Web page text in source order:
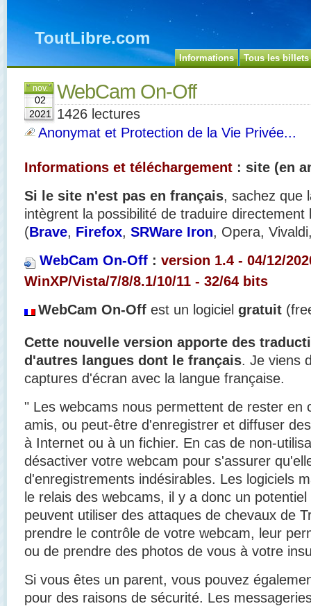
ToutLibre.com
Informations Tous les billets
nov.
02
2021
WebCam On-Off
1426 lectures
Anonymat et Protection de la Vie Privée...
Informations et téléchargement : site (en
Si le site n'est pas en français, sachez que
intègrent la possibilité de traduire directement
(Brave, Firefox, SRWare Iron, Opera,
WebCam On-Off : version 1.4 - 04/12/
WinXP/Vista/7/8/8.1/10/11 - 32/64 bits
WebCam On-Off est un logiciel gratuit
Cette nouvelle version apporte des
d'autres langues dont le français. Je viens
captures d'écran avec la langue française.
" Les webcams nous permettent de rester en
amis, ou peut-être d'enregistrer et diffuser
à Internet ou à un fichier. En cas de non-
désactiver votre webcam pour s'assurer
d'enregistrements indésirables. Les logiciels
le relais des webcams, il y a donc un
peuvent utiliser des attaques de chevaux de
prendre le contrôle de votre webcam, leur
ou de prendre des photos de vous à votre
Si vous êtes un parent, vous pouvez
pour des raisons de sécurité. Les